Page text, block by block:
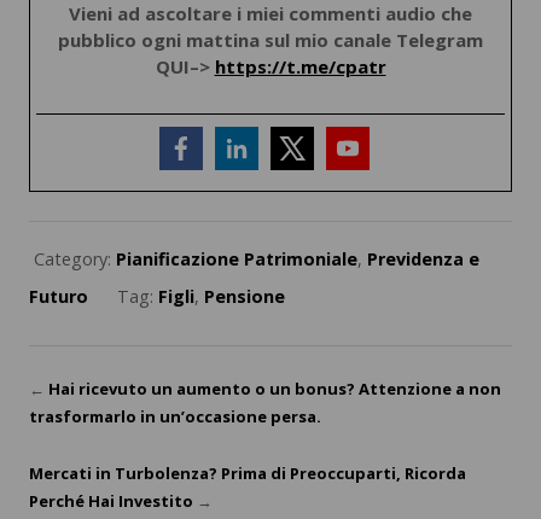
Vieni ad ascoltare i miei commenti audio che
pubblico ogni mattina sul mio canale Telegram
QUI–> https://t.me/cpatr
Category: Pianificazione Patrimoniale, Previdenza e
Futuro
Tag: Figli, Pensione
← Hai ricevuto un aumento o un bonus? Attenzione a non
trasformarlo in un’occasione persa.
Mercati in Turbolenza? Prima di Preoccuparti, Ricorda
Perché Hai Investito →